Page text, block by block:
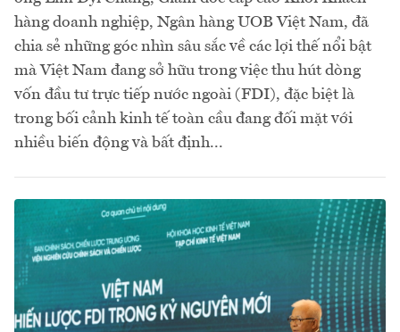
hàng doanh nghiệp, Ngân hàng UOB Việt Nam, đã
chia sẻ những góc nhìn sâu sắc về các lợi thế nổi bật
mà Việt Nam đang sở hữu trong việc thu hút dòng
vốn đầu tư trực tiếp nước ngoài (FDI), đặc biệt là
trong bối cảnh kinh tế toàn cầu đang đối mặt với
nhiều biến động và bất định...